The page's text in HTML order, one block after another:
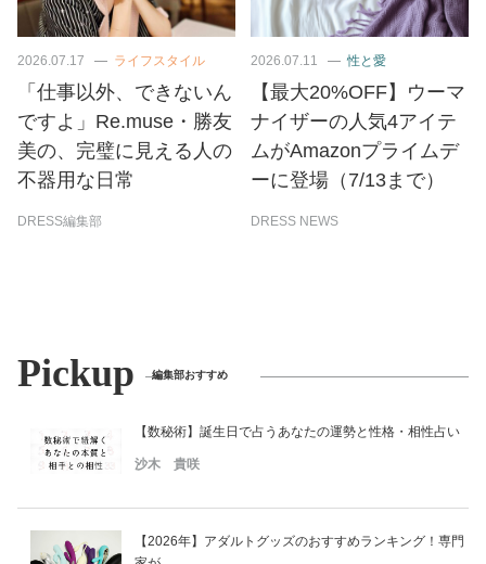
2026.07.17 ライフスタイル
「仕事以外、できないん
ですよ」Re.muse・勝友
美の、完璧に見える人の
不器用な日常
DRESS編集部
2026.07.11 性と愛
【最大20%OFF】ウーマ
ナイザーの人気4アイテ
ムがAmazonプライムデ
ーに登場（7/13まで）
DRESS NEWS
Pickup 編集部おすすめ
【数秘術】誕生日で占うあなたの運勢と性格・相性占い
沙木 貴咲
【2026年】アダルトグッズのおすすめランキング！専門